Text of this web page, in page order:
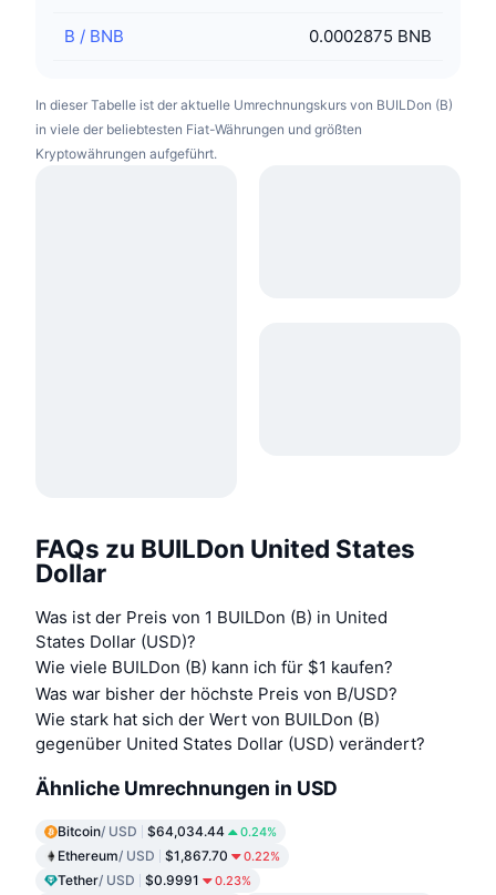
B / BNB 0.0002875 BNB
In dieser Tabelle ist der aktuelle Umrechnungskurs von BUILDon (B)
in viele der beliebtesten Fiat-Währungen und größten
Kryptowährungen aufgeführt.
FAQs zu BUILDon United States
Dollar
Was ist der Preis von 1 BUILDon (B) in United
States Dollar (USD)?
Wie viele BUILDon (B) kann ich für $1 kaufen?
Was war bisher der höchste Preis von B/USD?
Wie stark hat sich der Wert von BUILDon (B)
gegenüber United States Dollar (USD) verändert?
Ähnliche Umrechnungen in USD
Bitcoin/ USD $64,034.44 0.24%
Ethereum/ USD $1,867.70 0.22%
Tether/ USD $0.9991 0.23%